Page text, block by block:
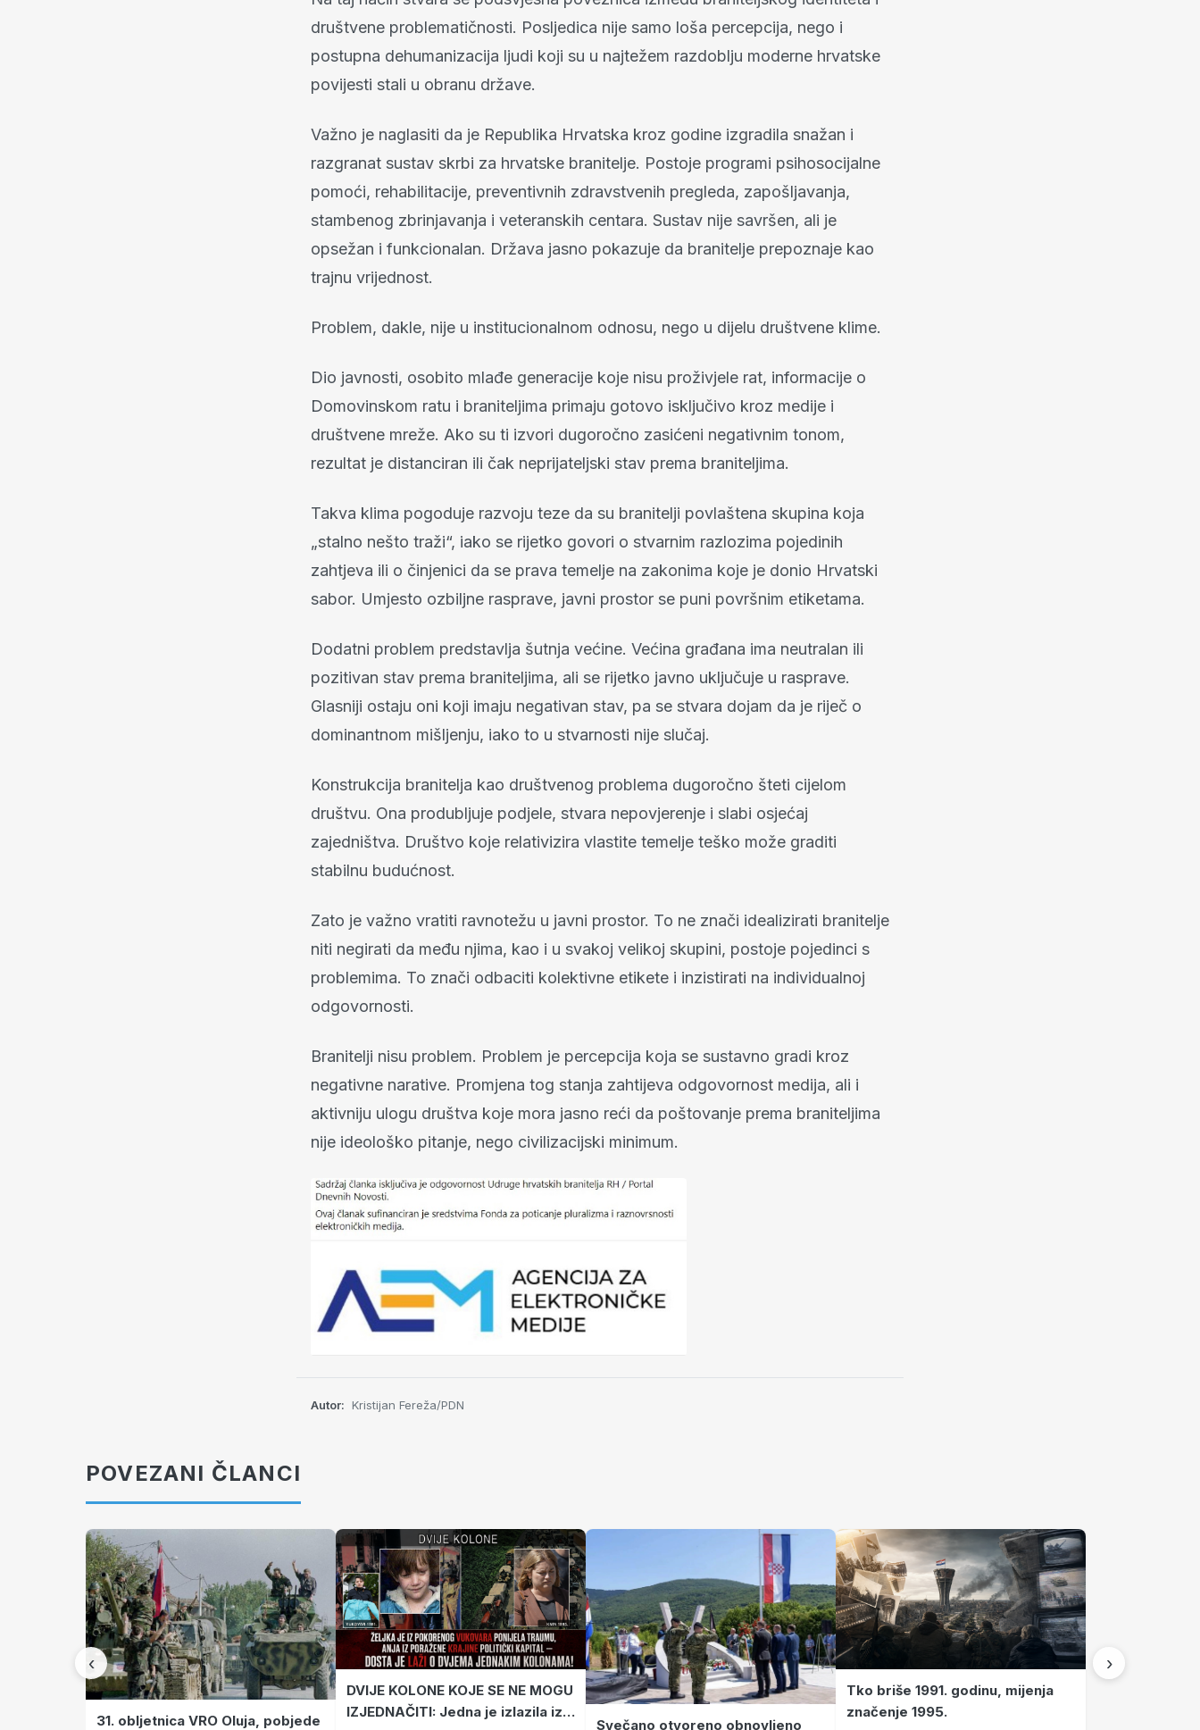
društvene problematičnosti. Posljedica nije samo loša percepcija, nego i
postupna dehumanizacija ljudi koji su u najtežem razdoblju moderne hrvatske
povijesti stali u obranu države.
Važno je naglasiti da je Republika Hrvatska kroz godine izgradila snažan i
razgranat sustav skrbi za hrvatske branitelje. Postoje programi psihosocijalne
pomoći, rehabilitacije, preventivnih zdravstvenih pregleda, zapošljavanja,
stambenog zbrinjavanja i veteranskih centara. Sustav nije savršen, ali je
opsežan i funkcionalan. Država jasno pokazuje da branitelje prepoznaje kao
trajnu vrijednost.
Problem, dakle, nije u institucionalnom odnosu, nego u dijelu društvene klime.
Dio javnosti, osobito mlađe generacije koje nisu proživjele rat, informacije o
Domovinskom ratu i braniteljima primaju gotovo isključivo kroz medije i
društvene mreže. Ako su ti izvori dugoročno zasićeni negativnim tonom,
rezultat je distanciran ili čak neprijateljski stav prema braniteljima.
Takva klima pogoduje razvoju teze da su branitelji povlaštena skupina koja
„stalno nešto traži“, iako se rijetko govori o stvarnim razlozima pojedinih
zahtjeva ili o činjenici da se prava temelje na zakonima koje je donio Hrvatski
sabor. Umjesto ozbiljne rasprave, javni prostor se puni površnim etiketama.
Dodatni problem predstavlja šutnja većine. Većina građana ima neutralan ili
pozitivan stav prema braniteljima, ali se rijetko javno uključuje u rasprave.
Glasniji ostaju oni koji imaju negativan stav, pa se stvara dojam da je riječ o
dominantnom mišljenju, iako to u stvarnosti nije slučaj.
Konstrukcija branitelja kao društvenog problema dugoročno šteti cijelom
društvu. Ona produbljuje podjele, stvara nepovjerenje i slabi osjećaj
zajedništva. Društvo koje relativizira vlastite temelje teško može graditi
stabilnu budućnost.
Zato je važno vratiti ravnotežu u javni prostor. To ne znači idealizirati branitelje
niti negirati da među njima, kao i u svakoj velikoj skupini, postoje pojedinci s
problemima. To znači odbaciti kolektivne etikete i inzistirati na individualnoj
odgovornosti.
Branitelji nisu problem. Problem je percepcija koja se sustavno gradi kroz
negativne narative. Promjena tog stanja zahtijeva odgovornost medija, ali i
aktivniju ulogu društva koje mora jasno reći da poštovanje prema braniteljima
nije ideološko pitanje, nego civilizacijski minimum.
Autor: Kristijan Fereža/PDN
POVEZANI ČLANCI
‹
31. obljetnica VRO Oluja, pobjede
DVIJE KOLONE KOJE SE NE MOGU
IZJEDNAČITI: Jedna je izlazila iz
Svečano otvoreno obnovljeno
Tko briše 1991. godinu, mijenja
značenje 1995.
›